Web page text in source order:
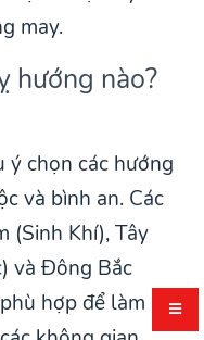
may.
hướng nào?
ý chọn các hướng
và bình an. Các
(Sinh Khí), Tây
và Đông Bắc
hợp để làm